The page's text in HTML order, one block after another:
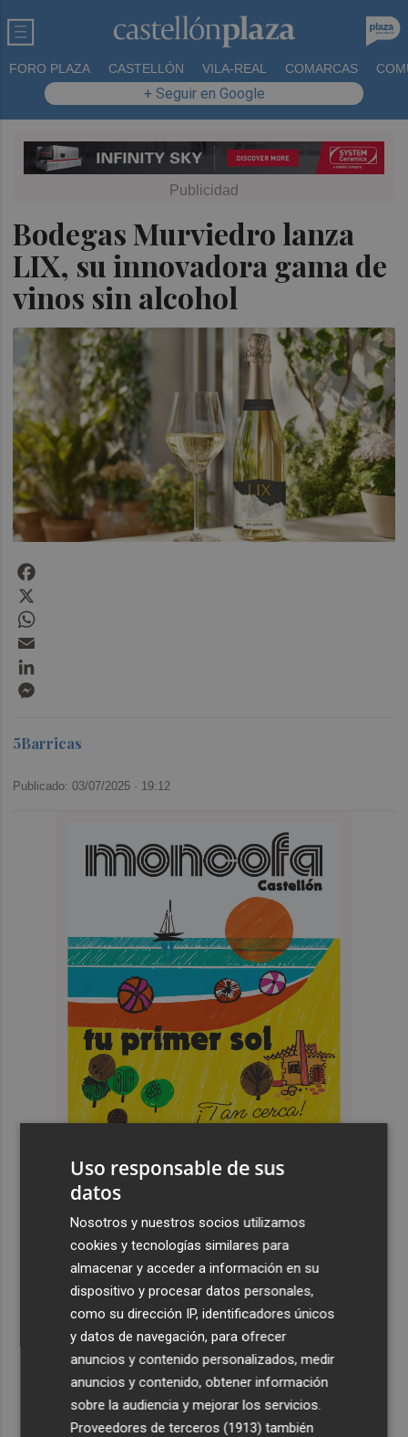
FORO PLAZA CASTELLÓN VILA-REAL COMARCAS
+ Seguir en Google
Bodegas Murviedro lanza
LIX, su innovadora gama de
vinos sin alcohol
Últimas Noticias
Levantan el confinamiento del municipio castellonense
de Sierra Engarcerán por el incendio
Juan Tallón, Marta Jiménez Serrano o Juan Evaristo Valls
Boix, protagonistas de la programación de agosto de
Entre Libros en Benicàssim
Los talleres de ‘Magia en los Barrios’ de Castelló llegan
al Grupo Reyes
5Barricas
Publicado: 03/07/2025 · 19:12
Uso responsable de sus
datos
Nosotros y nuestros socios utilizamos
cookies y tecnologías similares para
almacenar y acceder a información en su
dispositivo y procesar datos personales,
como su dirección IP, identificadores únicos
y datos de navegación, para ofrecer
anuncios y contenido personalizados, medir
anuncios y contenido, obtener información
sobre la audiencia y mejorar los servicios.
Proveedores de terceros (1913) también